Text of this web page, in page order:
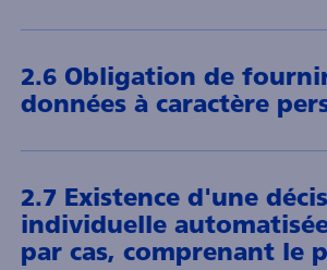
2.6 Obligation de
données à caractère
2.7 Existence d'une
individuelle
par cas, comprenant le